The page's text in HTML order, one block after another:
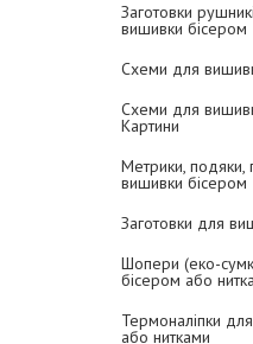
Заготовки
вишивки бісером
Схеми для
Схеми для
Картини
Метрики, подяки,
вишивки бісером
Заготовки для
Шопери (еко-
бісером або
Термоналіпки
або нитками